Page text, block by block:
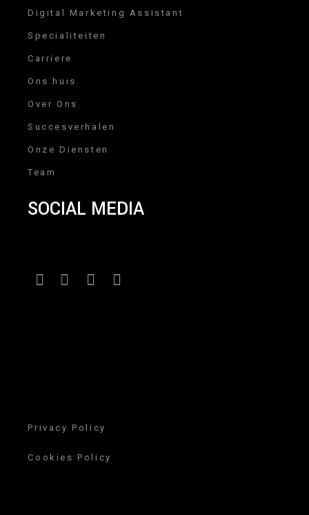
Digital Marketing Assistant
Specialiteiten
Carriere
Ons huis
Over Ons
Succesverhalen
Onze Diensten
Team
SOCIAL MEDIA
Privacy Policy
Cookies Policy